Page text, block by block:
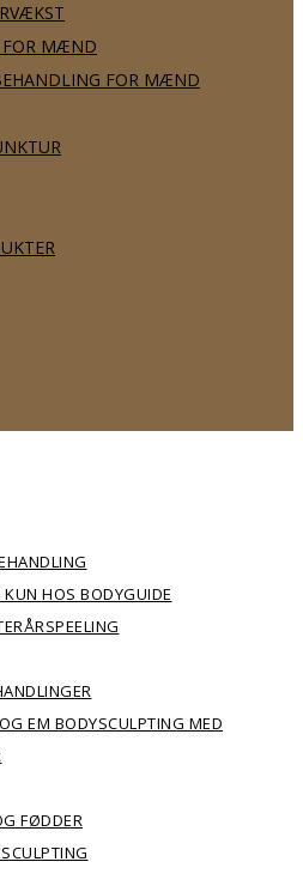
FOR MÆND
FOR MÆND
KUN HOS BODYGUIDE
EM BODYSCULPTING MED
FØDDER